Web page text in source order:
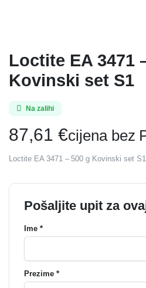
Loctite EA 3471
Kovinski set S1
Na zalihi
87,61 €cijena bez
Loctite EA 3471 – 500 g Kovinski set S1
Pošaljite upit za
Ime *
Prezime *